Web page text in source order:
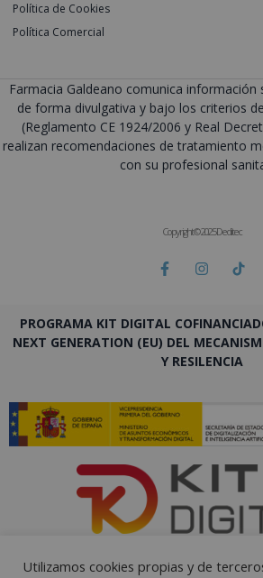
Política de Cookies
Política Comercial
Farmacia Galdeano comunica información
de forma divulgativa y bajo los criterios
(Reglamento CE 1924/2006 y Real
realizan recomendaciones de tratamiento
con su profesional
Copyright © 2025 Deditec
PROGRAMA KIT DIGITAL
NEXT GENERATION (EU) DEL
Y RESILENCIA
Utilizamos cookies propias y de